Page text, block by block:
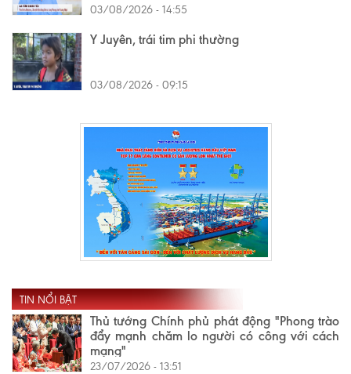
03/08/2026 - 14:55
Y Juyên, trái tim phi thường
03/08/2026 - 09:15
TIN NỔI BẬT
Thủ tướng Chính phủ phát động "Phong trào
đẩy mạnh chăm lo người có công với cách
mạng"
23/07/2026 - 13:51